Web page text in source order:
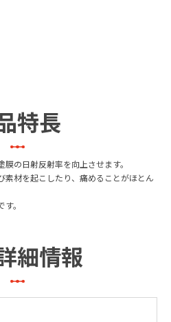
特長
の日射反射率を向上させます。
素材を起こしたり、痛めることがほとん
。
細情報